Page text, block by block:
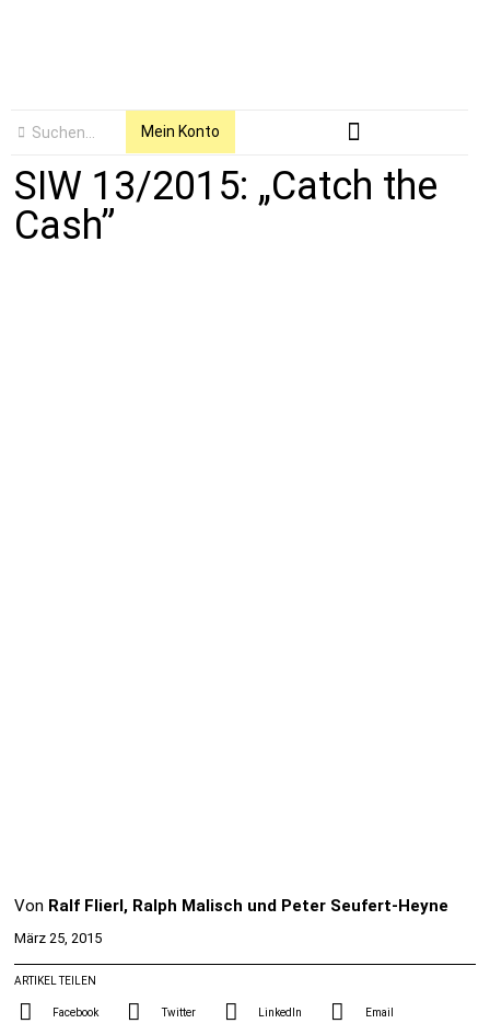
Mein Konto
SIW 13/2015: „Catch the
Cash”
Von Ralf Flierl, Ralph Malisch und Peter Seufert-Heyne
März 25, 2015
ARTIKEL TEILEN
Facebook Twitter LinkedIn Email